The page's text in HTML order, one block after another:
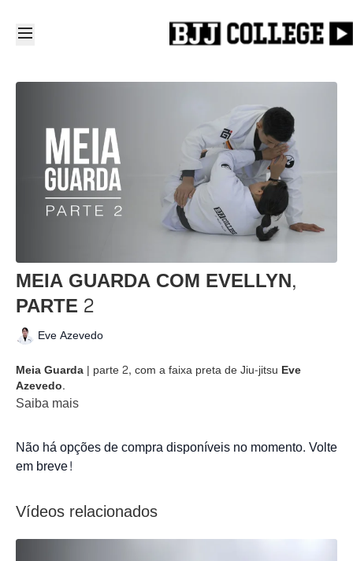
MEIA GUARDA COM EVELLYN,
PARTE 2
Eve Azevedo
Meia Guarda | parte 2, com a faixa preta de Jiu-jitsu Eve
Azevedo.
Saiba mais
Não há opções de compra disponíveis no momento. Volte
em breve!
Vídeos relacionados